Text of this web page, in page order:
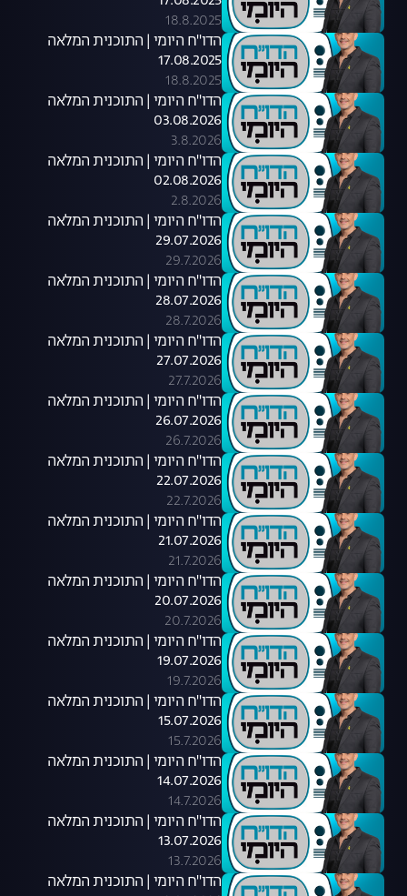
18.8.2025
הדו"ח היומי | התוכנית המלאה
17.08.2025
18.8.2025
הדו"ח היומי | התוכנית המלאה
03.08.2026
3.8.2026
הדו"ח היומי | התוכנית המלאה
02.08.2026
2.8.2026
הדו"ח היומי | התוכנית המלאה
29.07.2026
29.7.2026
הדו"ח היומי | התוכנית המלאה
28.07.2026
28.7.2026
הדו"ח היומי | התוכנית המלאה
27.07.2026
27.7.2026
הדו"ח היומי | התוכנית המלאה
26.07.2026
26.7.2026
הדו"ח היומי | התוכנית המלאה
22.07.2026
22.7.2026
הדו"ח היומי | התוכנית המלאה
21.07.2026
21.7.2026
הדו"ח היומי | התוכנית המלאה
20.07.2026
20.7.2026
הדו"ח היומי | התוכנית המלאה
19.07.2026
19.7.2026
הדו"ח היומי | התוכנית המלאה
15.07.2026
15.7.2026
הדו"ח היומי | התוכנית המלאה
14.07.2026
14.7.2026
הדו"ח היומי | התוכנית המלאה
13.07.2026
13.7.2026
הדו"ח היומי | התוכנית המלאה